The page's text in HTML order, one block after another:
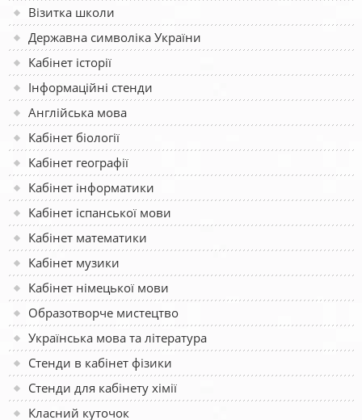
Візитка школи
Державна символіка України
Кабінет історії
Інформаційні стенди
Англійська мова
Кабінет біології
Кабінет географії
Кабінет інформатики
Кабінет іспанської мови
Кабінет математики
Кабінет музики
Кабінет німецької мови
Образотворче мистецтво
Українська мова та література
Стенди в кабінет фізики
Стенди для кабінету хімії
Класний куточок